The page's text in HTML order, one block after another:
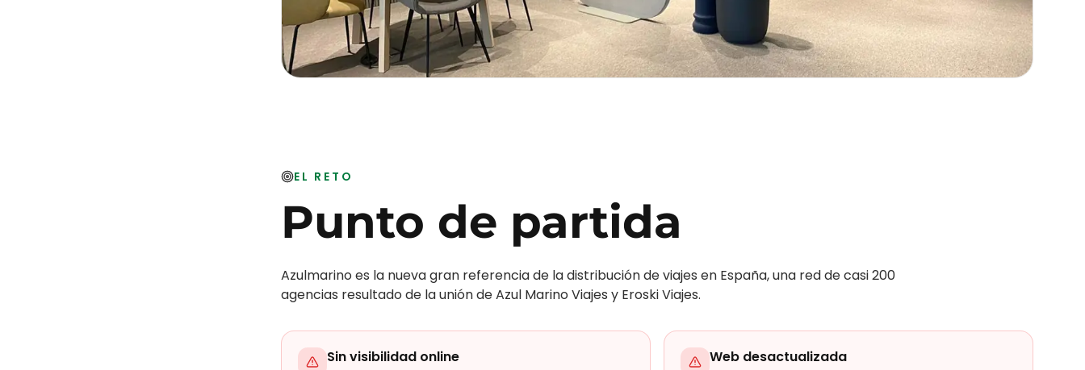
EL RETO
Punto de partida
Azulmarino es la nueva gran referencia de la distribución de viajes en España, una red de casi 200
agencias resultado de la unión de Azul Marino Viajes y Eroski Viajes.
Sin visibilidad online Web desactualizada